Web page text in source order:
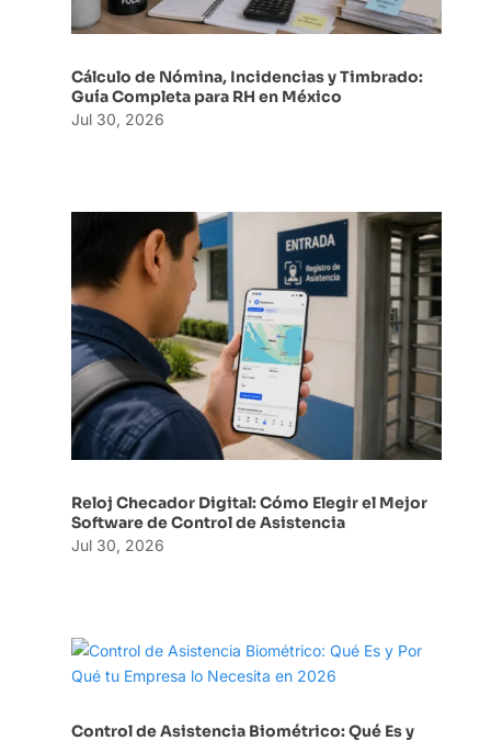
Cálculo de Nómina, Incidencias y Timbrado:
Guía Completa para RH en México
Jul 30, 2026
Reloj Checador Digital: Cómo Elegir el Mejor
Software de Control de Asistencia
Jul 30, 2026
Control de Asistencia Biométrico: Qué Es y